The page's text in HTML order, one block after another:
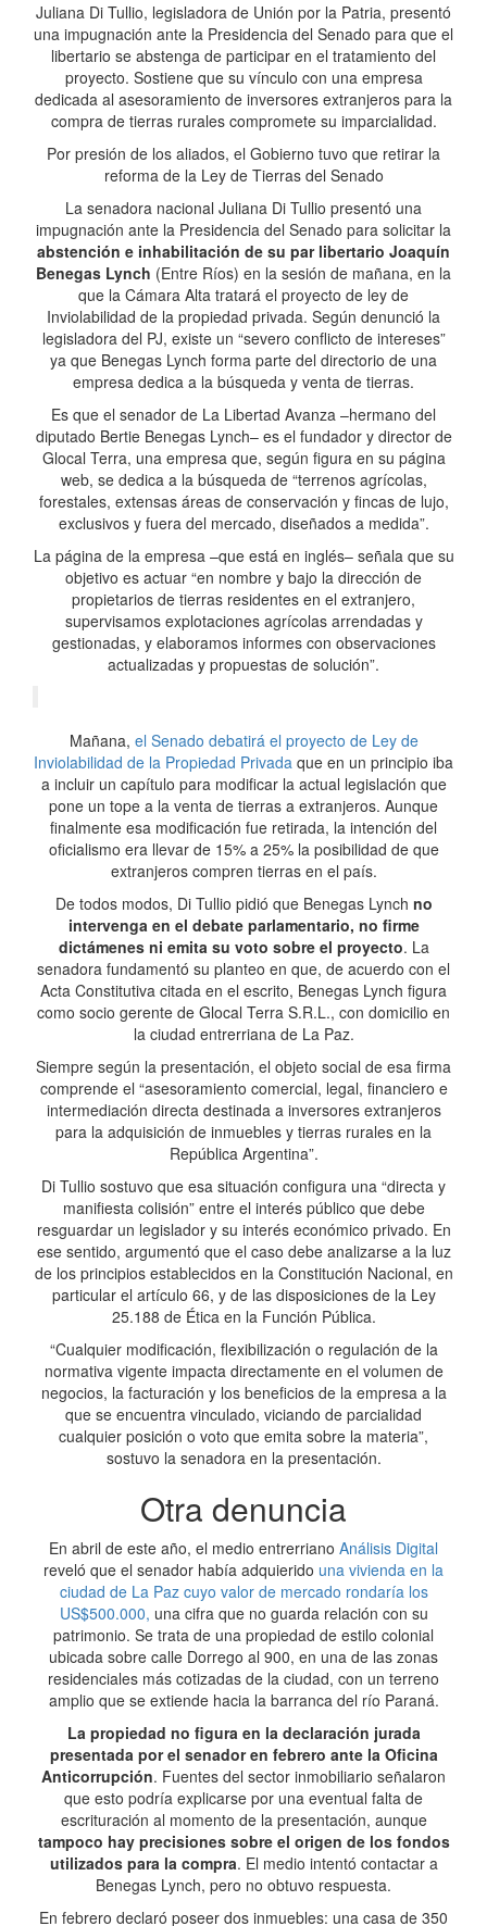
Juliana Di Tullio, legisladora de Unión por la Patria, presentó
una impugnación ante la Presidencia del Senado para que el
libertario se abstenga de participar en el tratamiento del
proyecto. Sostiene que su vínculo con una empresa
dedicada al asesoramiento de inversores extranjeros para la
compra de tierras rurales compromete su imparcialidad.
Por presión de los aliados, el Gobierno tuvo que retirar la
reforma de la Ley de Tierras del Senado
La senadora nacional Juliana Di Tullio presentó una
impugnación ante la Presidencia del Senado para solicitar la
abstención e inhabilitación de su par libertario Joaquín
Benegas Lynch (Entre Ríos) en la sesión de mañana, en la
que la Cámara Alta tratará el proyecto de ley de
Inviolabilidad de la propiedad privada. Según denunció la
legisladora del PJ, existe un “severo conflicto de intereses”
ya que Benegas Lynch forma parte del directorio de una
empresa dedica a la búsqueda y venta de tierras.
Es que el senador de La Libertad Avanza –hermano del
diputado Bertie Benegas Lynch– es el fundador y director de
Glocal Terra, una empresa que, según figura en su página
web, se dedica a la búsqueda de “terrenos agrícolas,
forestales, extensas áreas de conservación y fincas de lujo,
exclusivos y fuera del mercado, diseñados a medida”.
La página de la empresa –que está en inglés– señala que su
objetivo es actuar “en nombre y bajo la dirección de
propietarios de tierras residentes en el extranjero,
supervisamos explotaciones agrícolas arrendadas y
gestionadas, y elaboramos informes con observaciones
actualizadas y propuestas de solución”.
Mañana, el Senado debatirá el proyecto de Ley de
Inviolabilidad de la Propiedad Privada que en un principio iba
a incluir un capítulo para modificar la actual legislación que
pone un tope a la venta de tierras a extranjeros. Aunque
finalmente esa modificación fue retirada, la intención del
oficialismo era llevar de 15% a 25% la posibilidad de que
extranjeros compren tierras en el país.
De todos modos, Di Tullio pidió que Benegas Lynch no
intervenga en el debate parlamentario, no firme
dictámenes ni emita su voto sobre el proyecto. La
senadora fundamentó su planteo en que, de acuerdo con el
Acta Constitutiva citada en el escrito, Benegas Lynch figura
como socio gerente de Glocal Terra S.R.L., con domicilio en
la ciudad entrerriana de La Paz.
Siempre según la presentación, el objeto social de esa firma
comprende el “asesoramiento comercial, legal, financiero e
intermediación directa destinada a inversores extranjeros
para la adquisición de inmuebles y tierras rurales en la
República Argentina”.
Di Tullio sostuvo que esa situación configura una “directa y
manifiesta colisión” entre el interés público que debe
resguardar un legislador y su interés económico privado. En
ese sentido, argumentó que el caso debe analizarse a la luz
de los principios establecidos en la Constitución Nacional, en
particular el artículo 66, y de las disposiciones de la Ley
25.188 de Ética en la Función Pública.
“Cualquier modificación, flexibilización o regulación de la
normativa vigente impacta directamente en el volumen de
negocios, la facturación y los beneficios de la empresa a la
que se encuentra vinculado, viciando de parcialidad
cualquier posición o voto que emita sobre la materia”,
sostuvo la senadora en la presentación.
Otra denuncia
En abril de este año, el medio entrerriano Análisis Digital
reveló que el senador había adquierido una vivienda en la
ciudad de La Paz cuyo valor de mercado rondaría los
US$500.000, una cifra que no guarda relación con su
patrimonio. Se trata de una propiedad de estilo colonial
ubicada sobre calle Dorrego al 900, en una de las zonas
residenciales más cotizadas de la ciudad, con un terreno
amplio que se extiende hacia la barranca del río Paraná.
La propiedad no figura en la declaración jurada
presentada por el senador en febrero ante la Oficina
Anticorrupción. Fuentes del sector inmobiliario señalaron
que esto podría explicarse por una eventual falta de
escrituración al momento de la presentación, aunque
tampoco hay precisiones sobre el origen de los fondos
utilizados para la compra. El medio intentó contactar a
Benegas Lynch, pero no obtuvo respuesta.
En febrero declaró poseer dos inmuebles: una casa de 350